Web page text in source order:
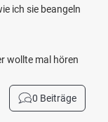
ich sie beangeln
wollte mal hören
0 Beiträge